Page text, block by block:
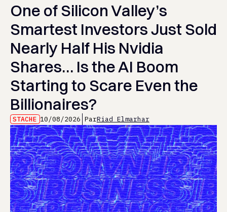
One of Silicon Valley’s
Smartest Investors Just Sold
Nearly Half His Nvidia
Shares… Is the AI Boom
Starting to Scare Even the
Billionaires?
STACHE 10/08/2026 ParRiad Elmarhar